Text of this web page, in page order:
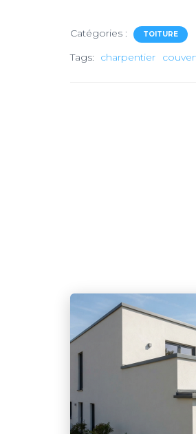
Catégories : TOITURE
Tags: charpentier